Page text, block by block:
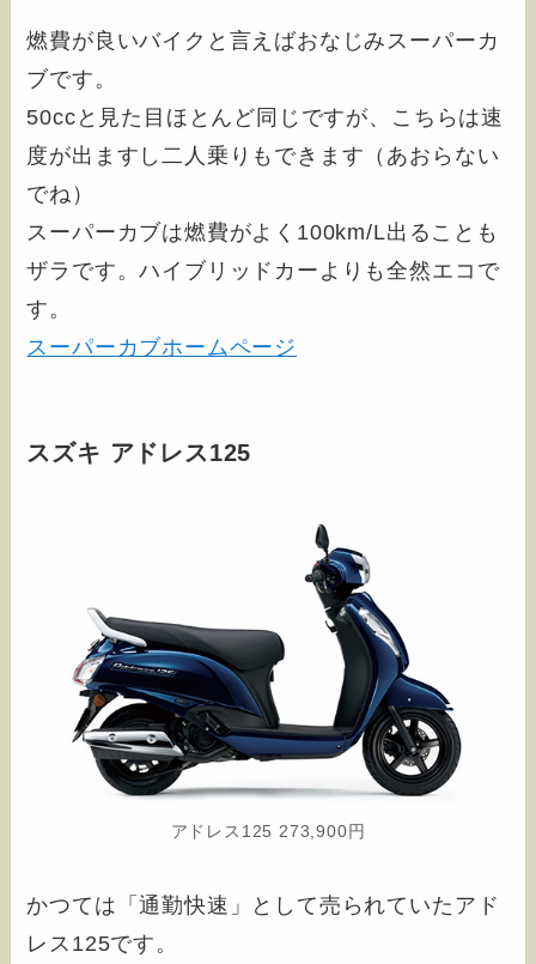
燃費が良いバイクと言えばおなじみスーパーカ
ブです。
50ccと見た目ほとんど同じですが、こちらは速
度が出ますし二人乗りもできます（あおらない
でね）
スーパーカブは燃費がよく100km/L出ることも
ザラです。ハイブリッドカーよりも全然エコで
す。
スーパーカブホームページ
スズキ アドレス125
アドレス125 273,900円
かつては「通勤快速」として売られていたアド
レス125です。